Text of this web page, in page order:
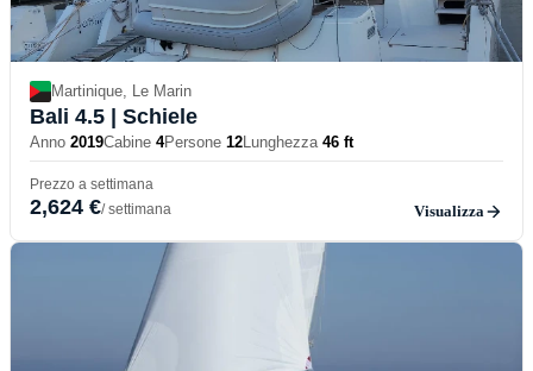
Martinique, Le Marin
Bali 4.5 | Schiele
Anno 2019Cabine 4Persone 12Lunghezza 46 ft
Prezzo a settimana
2,624 €/ settimana Visualizza